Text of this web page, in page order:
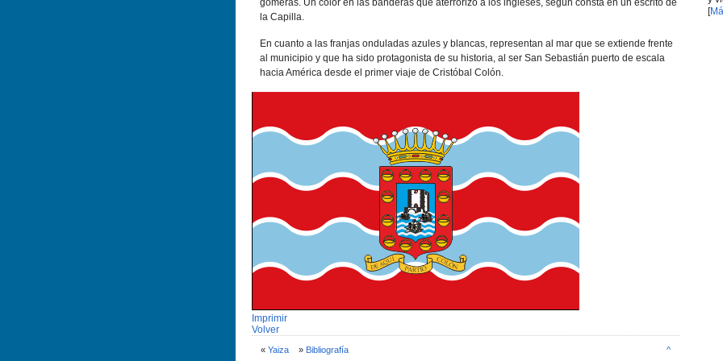
gomeras. Un color en las banderas que aterrorizó a los ingleses, según consta en un escrito de
la Capilla.
En cuanto a las franjas onduladas azules y blancas, representan al mar que se extiende frente
al municipio y que ha sido protagonista de su historia, al ser San Sebastián puerto de escala
hacia América desde el primer viaje de Cristóbal Colón.
Imprimir
Volver
« Yaiza» Bibliografí­a ^
[